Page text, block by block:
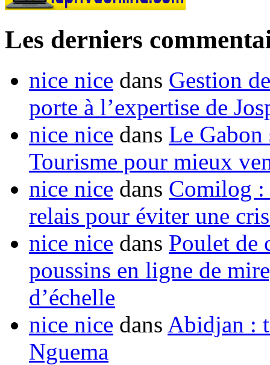
Les derniers
nice nice dans Gestion
porte à l’expertise de
nice nice dans Le Gabon
Tourisme pour mieux
nice nice dans Comilog :
relais pour éviter une
nice nice dans Poulet de
poussins en ligne de
d’échelle
nice nice dans Abidjan :
Nguema